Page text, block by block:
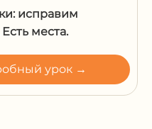
исправим
места.
урок →